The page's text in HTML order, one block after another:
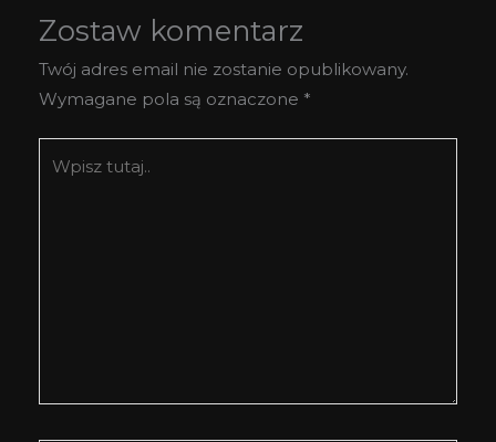
Zostaw komentarz
Twój adres email nie zostanie opublikowany.
Wymagane pola są oznaczone *
tutaj..